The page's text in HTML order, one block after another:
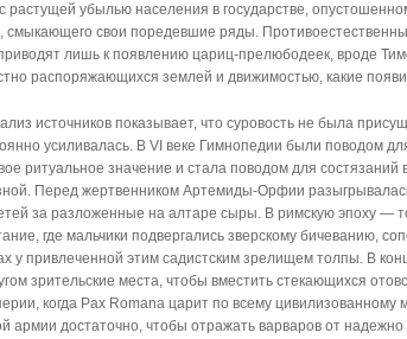
с растущей убылью населения в государстве,
смыкающего свои поредевшие ряды.
лишь к появлению цариц-прелюбодеек, вроде
распоряжающихся землей и движимостью, какие
источников показывает, что суровость не была
усиливалась. В VI веке Гимнопедии были поводом
ритуальное значение и стала поводом для состязаний
Перед жертвенником Артемиды-Орфии
за разложенные на алтаре сыры. В римскую эпоху —
где мальчики подвергались зверскому бичеванию,
у привлеченной этим садистским зрелищем толпы. В
зрительские места, чтобы вместить стекающихся
когда Pax Romana царит по всему цивилизованному
армии достаточно, чтобы отражать варваров от надежно